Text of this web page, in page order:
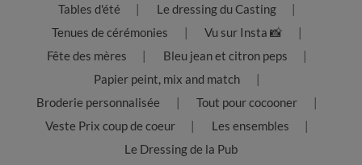
Tables d'été
Le dressing du Casting
Tenues de cérémonies
Vu sur Insta 📸
Fête des mères
Bleu jean et citron peps
Papier peint, mix and match
Broderie personnalisée
Tout pour cocooner
Veste Prix coup de coeur
Les ensembles
Le Dressing de la Pub